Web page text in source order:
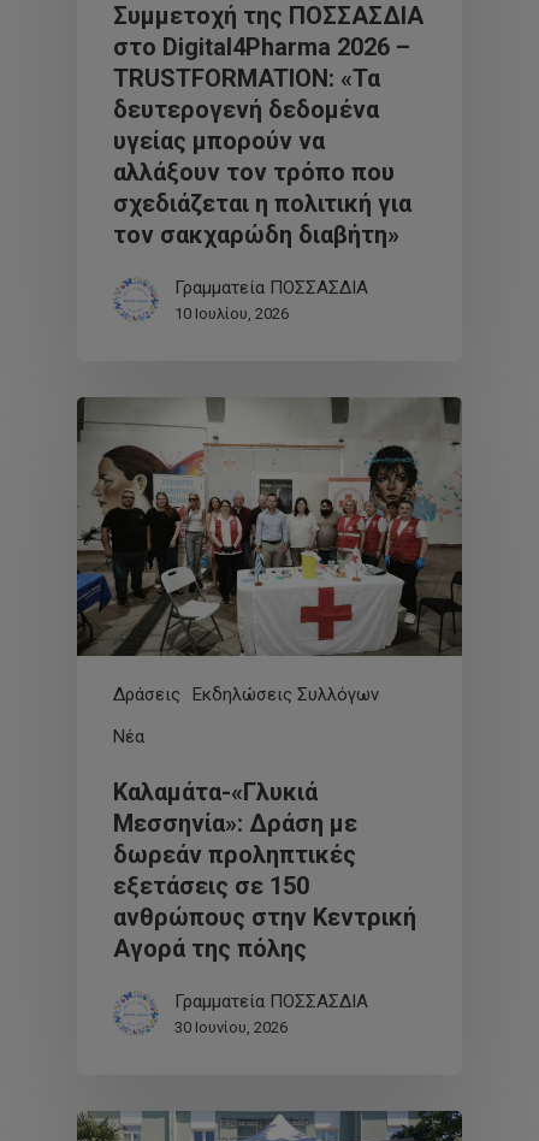
Συμμετοχή της ΠΟΣΣΑΣΔΙΑ
στο Digital4Pharma 2026 –
TRUSTFORMATION: «Τα
δευτερογενή δεδομένα
υγείας μπορούν να
αλλάξουν τον τρόπο που
σχεδιάζεται η πολιτική για
τον σακχαρώδη διαβήτη»
Γραμματεία ΠΟΣΣΑΣΔΙΑ
10 Ιουλίου, 2026
Δράσεις
Εκδηλώσεις Συλλόγων
Νέα
Καλαμάτα-«Γλυκιά
Μεσσηνία»: Δράση με
δωρεάν προληπτικές
εξετάσεις σε 150
ανθρώπους στην Κεντρική
Αγορά της πόλης
Γραμματεία ΠΟΣΣΑΣΔΙΑ
30 Ιουνίου, 2026